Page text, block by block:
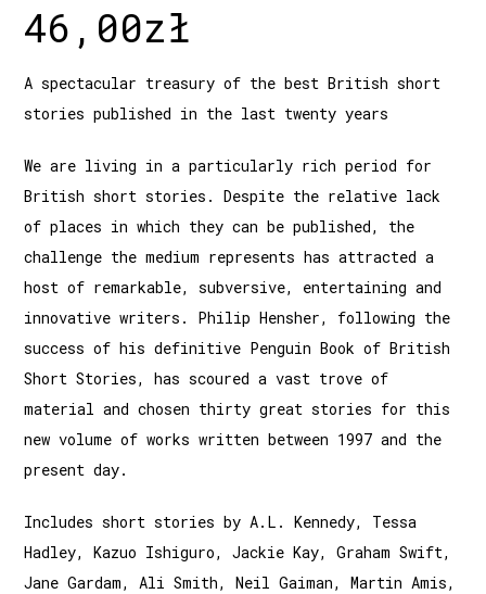
46,00zł
A spectacular treasury of the best British short
stories published in the last twenty years
We are living in a particularly rich period for
British short stories. Despite the relative lack
of places in which they can be published, the
challenge the medium represents has attracted a
host of remarkable, subversive, entertaining and
innovative writers. Philip Hensher, following the
success of his definitive Penguin Book of British
Short Stories, has scoured a vast trove of
material and chosen thirty great stories for this
new volume of works written between 1997 and the
present day.
Includes short stories by A.L. Kennedy, Tessa
Hadley, Kazuo Ishiguro, Jackie Kay, Graham Swift,
Jane Gardam, Ali Smith, Neil Gaiman, Martin Amis,